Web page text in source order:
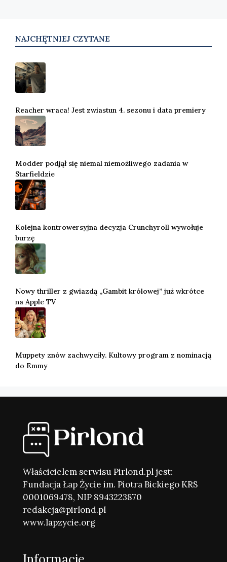
NAJCHĘTNIEJ CZYTANE
Reacher wraca! Jest zwiastun 4. sezonu i data premiery
Modder podjął się niemal niemożliwego zadania w
Starfieldzie
Kolejna kontrowersyjna decyzja Crunchyroll wywołuje
burzę
Nowy thriller z gwiazdą „Gambit królowej” już wkrótce
na Apple TV
Muppety znów zachwyciły. Kultowy program z nominacją
do Emmy
Właścicielem serwisu Pirlond.pl jest:
Fundacja Łap Życie im. Piotra Bickiego KRS
0001069478, NIP 8943223870
redakcja@pirlond.pl
www.lapzycie.org